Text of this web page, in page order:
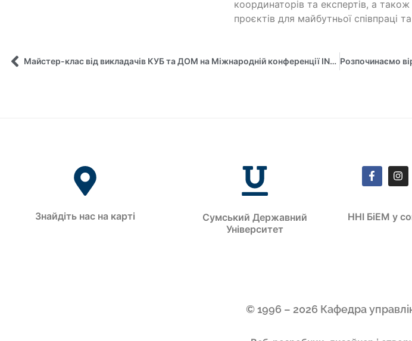
координаторів та експертів, а
проєктів для майбутньої співпраці та
Майстер-клас від викладачів КУБ та ДОМ на Міжнародній конференції INDUSTRY 5.0 HUMAN TOUCH, INNOVATION & EFFICIENCY
Знайдіть нас на карті
Сумський Державний
Університет
ННІ БіЕМ у
© 1996 – 2026 Кафедра